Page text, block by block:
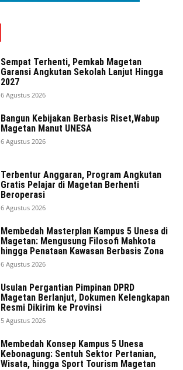
Sempat Terhenti, Pemkab Magetan
Garansi Angkutan Sekolah Lanjut Hingga
2027
6 Agustus 2026
Bangun Kebijakan Berbasis Riset,Wabup
Magetan Manut UNESA
6 Agustus 2026
Terbentur Anggaran, Program Angkutan
Gratis Pelajar di Magetan Berhenti
Beroperasi
6 Agustus 2026
Membedah Masterplan Kampus 5 Unesa di
Magetan: Mengusung Filosofi Mahkota
hingga Penataan Kawasan Berbasis Zona
6 Agustus 2026
Usulan Pergantian Pimpinan DPRD
Magetan Berlanjut, Dokumen Kelengkapan
Resmi Dikirim ke Provinsi
5 Agustus 2026
Membedah Konsep Kampus 5 Unesa
Kebonagung: Sentuh Sektor Pertanian,
Wisata, hingga Sport Tourism Magetan